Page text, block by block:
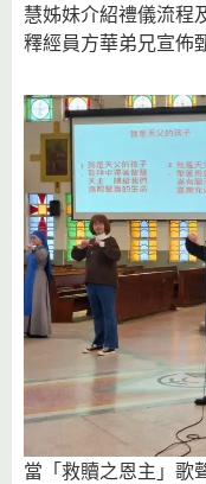
慧姊妹介紹禮儀流程
釋經員方華弟兄宣佈
當「救贖之恩主」歌